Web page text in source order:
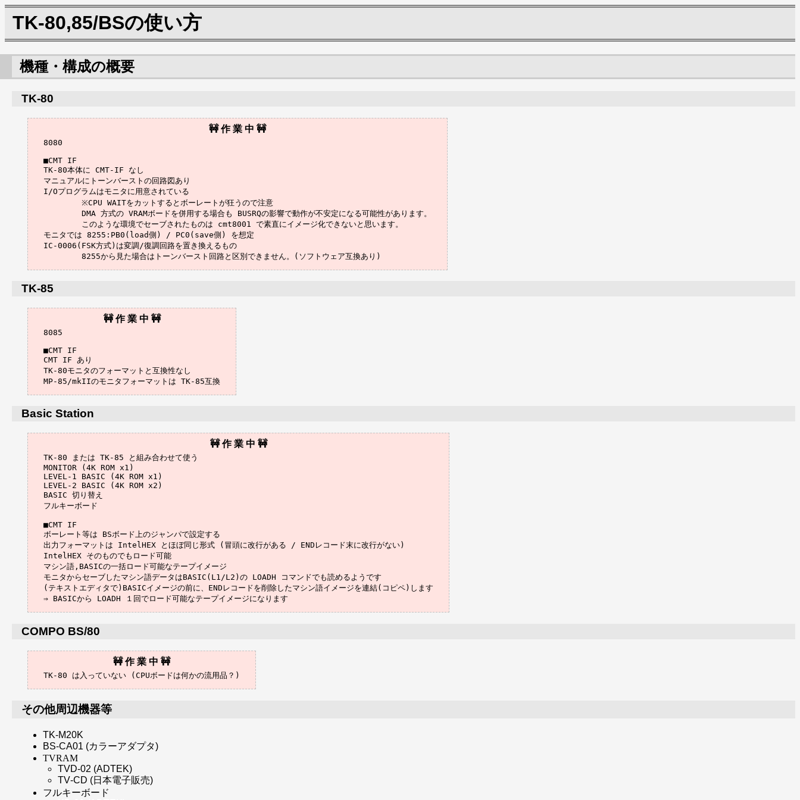
TK-80,85/BSの使い方
機種・構成の概要
TK-80
8080
■CMT IF
TK-80本体に CMT-IF なし
マニュアルにトーンバーストの回路図あり
I/Oプログラムはモニタに用意されている
	※CPU WAITをカットするとボーレートが狂うので注意
	DMA 方式の VRAMボードを併用する場合も BUSRQの影響で動作が不安定になる可能性があります。
モニタでは 8255:PB0(load側) / PC0(save側) を想定
IC-0006(FSK方式)は変調/復調回路を置き換えるもの
TK-85
8085
■CMT IF
CMT IF あり
TK-80モニタのフォーマットと互換性なし
Basic Station
TK-80 または TK-85 と組み合わせて使う
MONITOR (4K ROM x1)
LEVEL-1 BASIC (4K ROM x1)
LEVEL-2 BASIC (4K ROM x2)
BASIC 切り替え
フルキーボード
■CMT IF
ボーレート等は BSボード上のジャンパで設定する
出力フォーマットは IntelHEX とほぼ同じ形式 (冒頭に改行がある / ENDレコード末に改行がない)
IntelHEX そのものでもロード可能
マシン語,BASICの一括ロード可能なテープイメージ
モニタからセーブしたマシン語データはBASIC(L1/L2)の LOADH コマンドでも読めるようです
(テキストエディタで)BASICイメージの前に、ENDレコードを削除したマシン語イメージを連結(コピペ)します
COMPO BS/80
その他周辺機器等
TK-M20K
BS-CA01 (カラーアダプタ)
TVRAM
TVD-02 (ADTEK)
TV-CD (日本電子販売)
フルキーボード